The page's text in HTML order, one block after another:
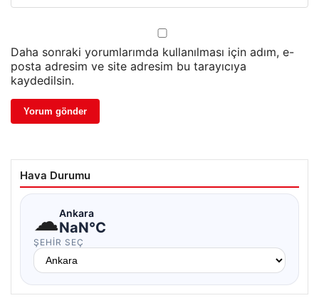
Daha sonraki yorumlarımda kullanılması için adım, e-
posta adresim ve site adresim bu tarayıcıya
kaydedilsin.
Hava Durumu
☁Ankara
NaN°C
ŞEHIR SEÇ